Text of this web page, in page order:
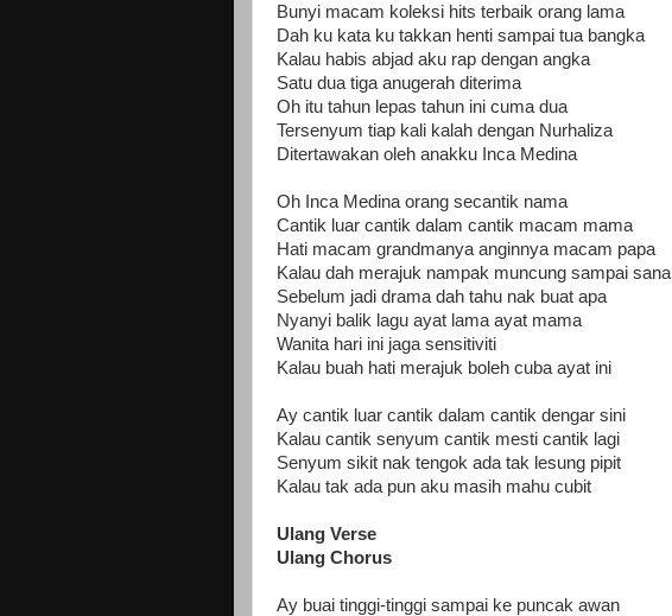
Bunyi macam koleksi hits terbaik orang lama
Dah ku kata ku takkan henti sampai tua bangka
Kalau habis abjad aku rap dengan angka
Satu dua tiga anugerah diterima
Oh itu tahun lepas tahun ini cuma dua
Tersenyum tiap kali kalah dengan Nurhaliza
Ditertawakan oleh anakku Inca Medina
Oh Inca Medina orang secantik nama
Cantik luar cantik dalam cantik macam mama
Hati macam grandmanya anginnya macam papa
Kalau dah merajuk nampak muncung sampai sana
Sebelum jadi drama dah tahu nak buat apa
Nyanyi balik lagu ayat lama ayat mama
Wanita hari ini jaga sensitiviti
Kalau buah hati merajuk boleh cuba ayat ini
Ay cantik luar cantik dalam cantik dengar sini
Kalau cantik senyum cantik mesti cantik lagi
Senyum sikit nak tengok ada tak lesung pipit
Kalau tak ada pun aku masih mahu cubit
Ulang Verse
Ulang Chorus
Ay buai tinggi-tinggi sampai ke puncak awan